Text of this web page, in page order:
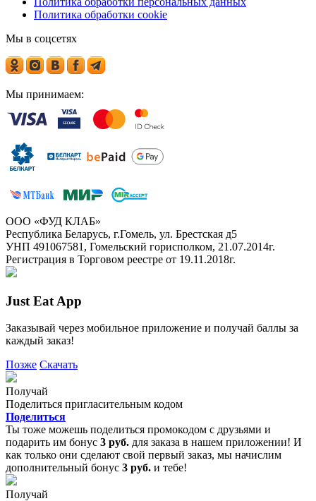
Политика обработки cookie
Мы в соцсетях
Мы принимаем:
ООО «ФУД КЛАБ»
Республика Беларусь, г.Гомель, ул. Брестская д5
УНП 491067581, Гомельский горисполком, 21.07.2014г.
Регистрация в Торговом реестре от 19.11.2018г.
Just Eat App
Заказывай через мобильное приложение и получай баллы за
каждый заказ!
Позже Скачать
Получай
Поделиться пригласительным кодом
Поделиться
Ты тоже можешь поделиться промокодом с друзьями и
подарить им бонус 3 руб. для заказа в нашем приложении! И
как только они сделают свой первый заказ, мы начислим
дополнительный бонус 3 руб. и тебе!
Получай